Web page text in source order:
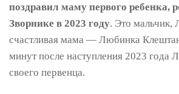
поздравил маму первого ребенка,
Зворнике в 2023 году. Это мальчик,
счастливая мама — Любинка
минут после наступления 2023 года
своего первенца.